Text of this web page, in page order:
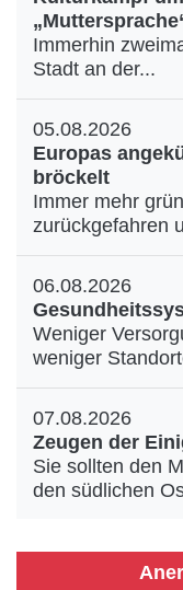
Immerhin
Stadt an der...
05.08.2026
Europas
bröckelt
Immer mehr
zurückgefahren
06.08.2026
Weniger
weniger
07.08.2026
Zeugen der
Sie sollten den
den südlichen